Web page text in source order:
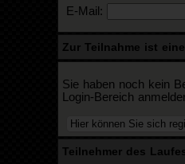
E-Mail:
Zur Teilnahme ist
Sie haben noch kein
Login-Bereich
Teilnehmer des